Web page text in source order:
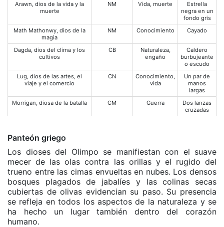
Arawn, dios de la vida y la
muerte
NM Vida, muerte
Estrella
negra en un
fondo gris
Math Mathonwy, dios de la
magia
NM Conocimiento Cayado
Dagda, dios del clima y los
cultivos
CB
Naturaleza,
engaño
Caldero
burbujeante
o escudo
Lug, dios de las artes, el
viaje y el comercio
CN
Conocimiento,
vida
Un par de
manos
largas
Morrigan, diosa de la batalla
CM Guerra
Dos lanzas
cruzadas
Panteón griego
Los dioses del Olimpo se manifiestan con el suave
mecer de las olas contra las orillas y el rugido del
trueno entre las cimas envueltas en nubes. Los densos
bosques plagados de jabalíes y las colinas secas
cubiertas de olivas evidencian su paso. Su presencia
se refleja en todos los aspectos de la naturaleza y se
ha hecho un lugar también dentro del corazón
humano.